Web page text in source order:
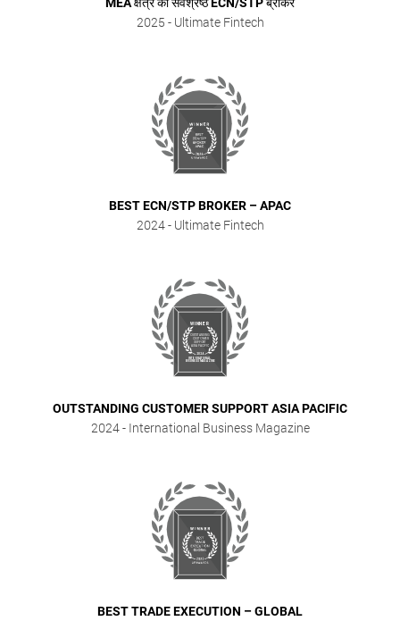
2025 - Ultimate Fintech
BEST ECN/STP BROKER – APAC
2024- Ultimate Fintech
OUTSTANDING CUSTOMER SUPPORT ASIA PACIFIC
2024- International Business Magazine
BEST TRADE EXECUTION – GLOBAL